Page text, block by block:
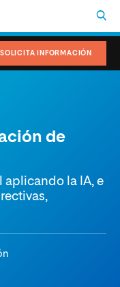
SOLICITA INFORMACIÓN
de
aplicando la IA, e